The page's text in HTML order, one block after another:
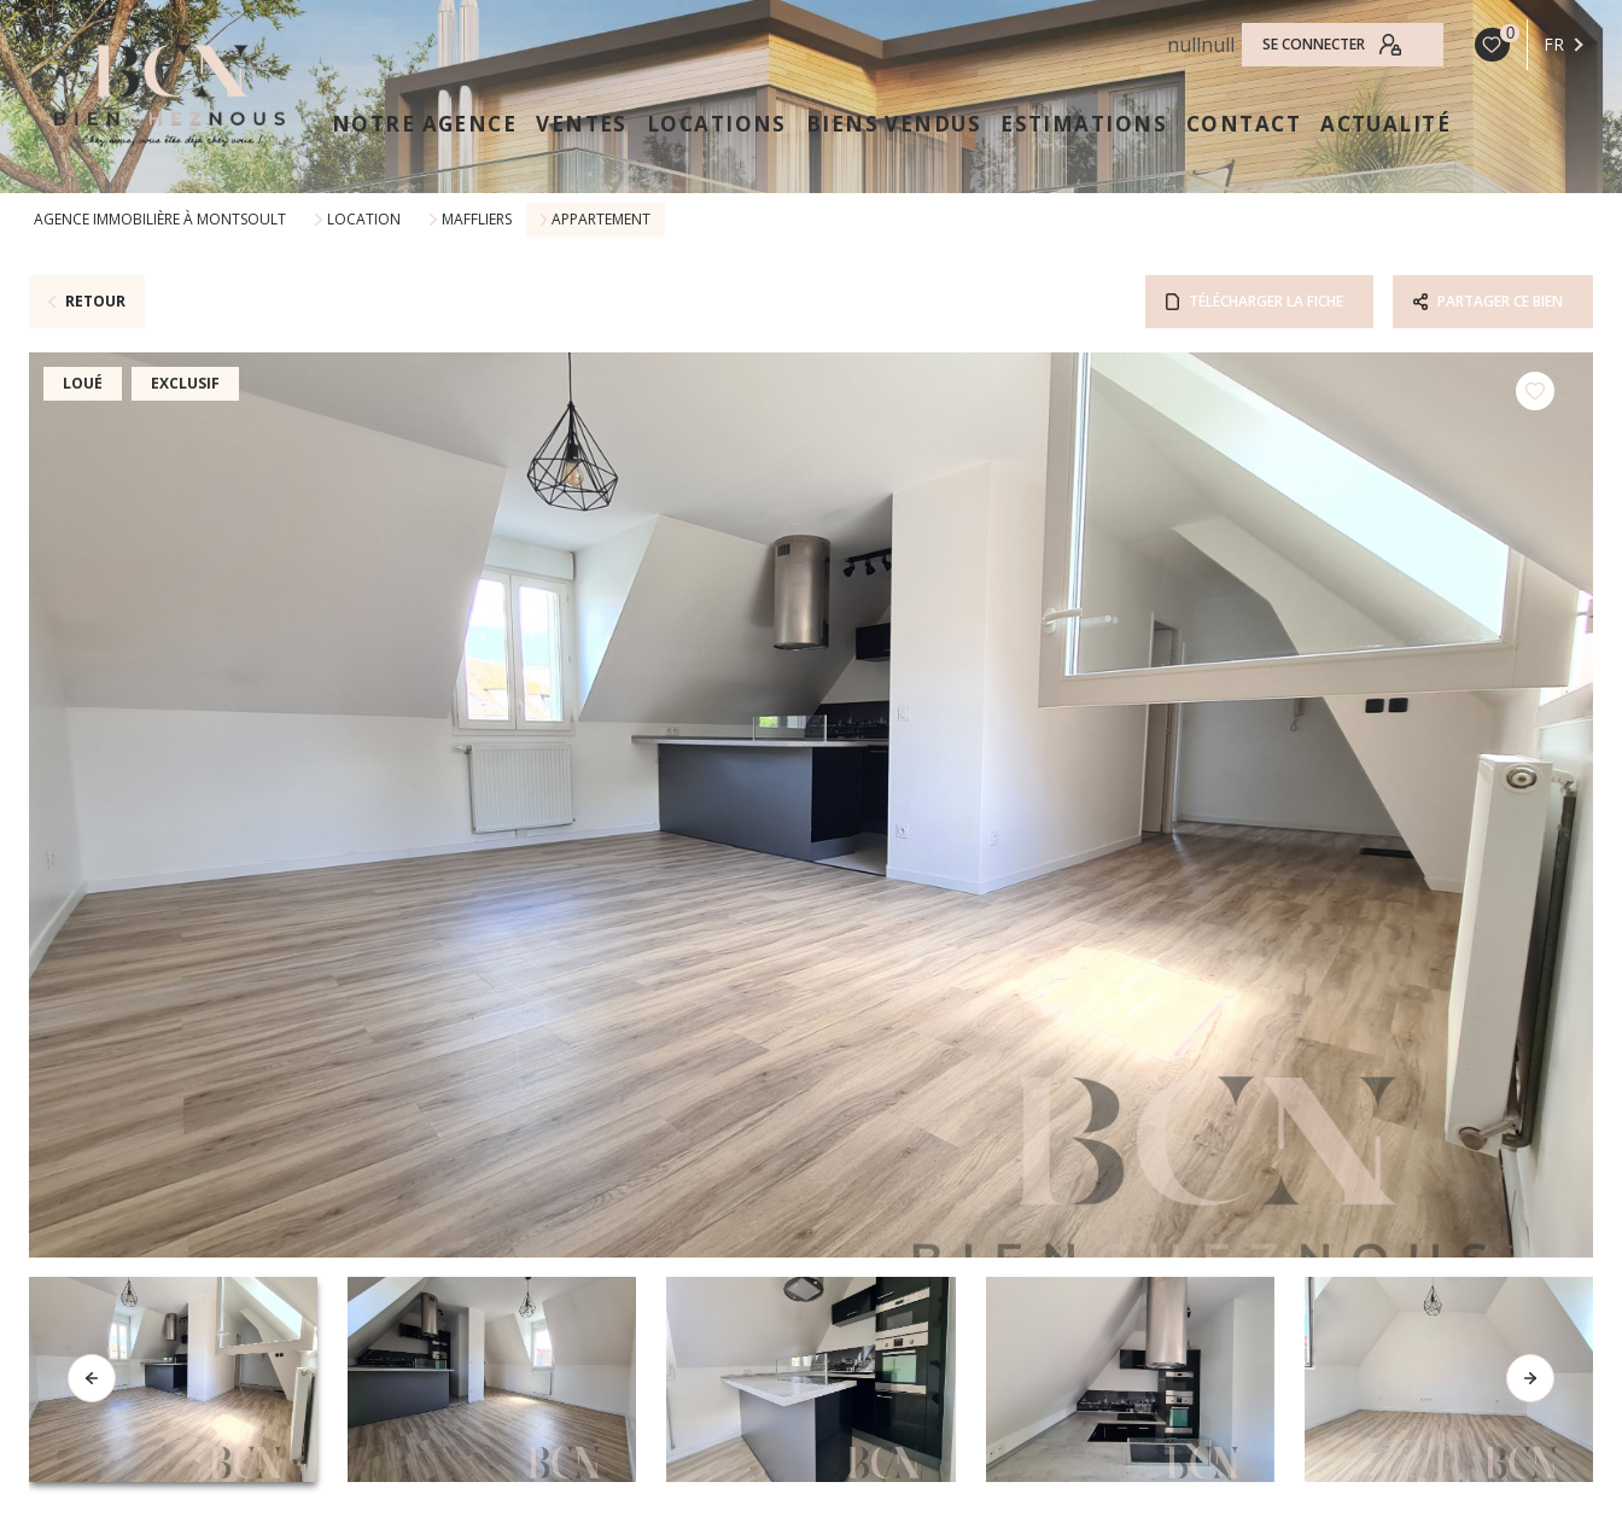
nullnull SE CONNECTER
0 FR
NOTRE AGENCE VENTES LOCATIONS BIENS VENDUS ESTIMATIONS CONTACT ACTUALITÉ
AGENCE IMMOBILIÈRE À MONTSOULT LOCATION MAFFLIERS APPARTEMENT
RETOUR TÉLÉCHARGER LA FICHE PARTAGER CE BIEN
LOUÉ EXCLUSIF